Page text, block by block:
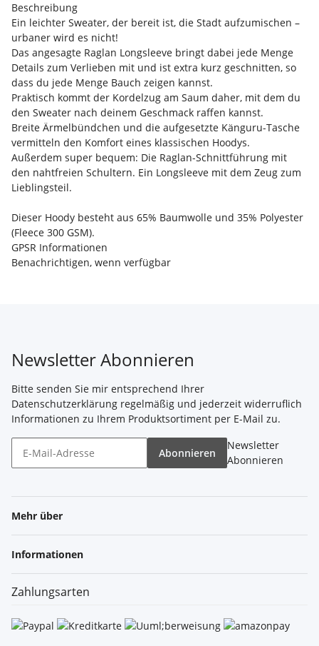
Beschreibung
Ein leichter Sweater, der bereit ist, die Stadt aufzumischen –
urbaner wird es nicht!
Das angesagte Raglan Longsleeve bringt dabei jede Menge
Details zum Verlieben mit und ist extra kurz geschnitten, so
dass du jede Menge Bauch zeigen kannst.
Praktisch kommt der Kordelzug am Saum daher, mit dem du
den Sweater nach deinem Geschmack raffen kannst.
Breite Ärmelbündchen und die aufgesetzte Känguru-Tasche
vermitteln den Komfort eines klassischen Hoodys.
Außerdem super bequem: Die Raglan-Schnittführung mit
den nahtfreien Schultern. Ein Longsleeve mit dem Zeug zum
Lieblingsteil.
Dieser Hoody besteht aus 65% Baumwolle und 35% Polyester
(Fleece 300 GSM).
GPSR Informationen
Benachrichtigen, wenn verfügbar
Newsletter Abonnieren
Bitte senden Sie mir entsprechend Ihrer
Datenschutzerklärung regelmäßig und jederzeit widerruflich
Informationen zu Ihrem Produktsortiment per E-Mail zu.
Abonnieren
Newsletter
Abonnieren
Mehr über
Informationen
Zahlungsarten